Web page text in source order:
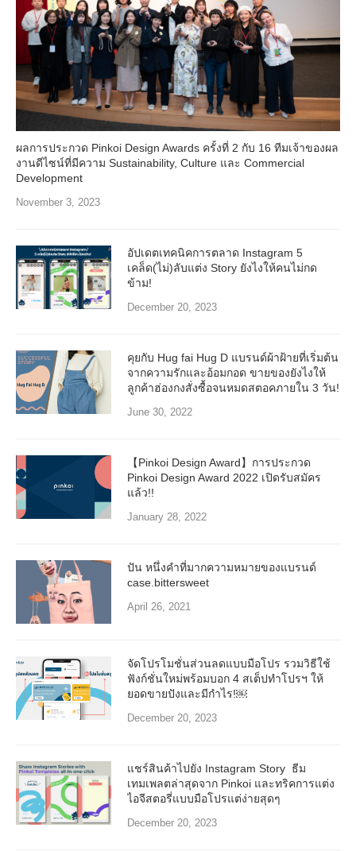
ผลการประกวด Pinkoi Design Awards ครั้งที่ 2 กับ 16 ทีมเจ้าของผล
งานดีไซน์ที่มีความ Sustainability, Culture และ Commercial
Development
November 3, 2023
อัปเดตเทคนิคการตลาด Instagram 5
เคล็ด(ไม่)ลับแต่ง Story ยังไงให้คนไม่กด
ข้าม!
December 20, 2023
คุยกับ Hug fai Hug D แบรนด์ผ้าฝ้ายที่เริ่มต้น
จากความรักและอ้อมกอด ขายของยังไงให้
ลูกค้าฮ่องกงสั่งซื้อจนหมดสตอคภายใน 3 วัน!
June 30, 2022
【Pinkoi Design Award】การประกวด
Pinkoi Design Award 2022 เปิดรับสมัคร
แล้ว!!
January 28, 2022
ปัน หนึ่งคำที่มากความหมายของแบรนด์
case.bittersweet
April 26, 2021
จัดโปรโมชั่นส่วนลดแบบมือโปร รวมวิธีใช้
ฟังก์ชั่นใหม่พร้อมบอก 4 สเต็ปทำโปรฯ ให้
ยอดขายปังและมีกำไร!￼
December 20, 2023
แชร์สินค้าไปยัง Instagram Story ธีม
เทมเพลตล่าสุดจาก Pinkoi และทริคการแต่ง
ไอจีสตอรี่แบบมือโปรแต่ง่ายสุดๆ
December 20, 2023